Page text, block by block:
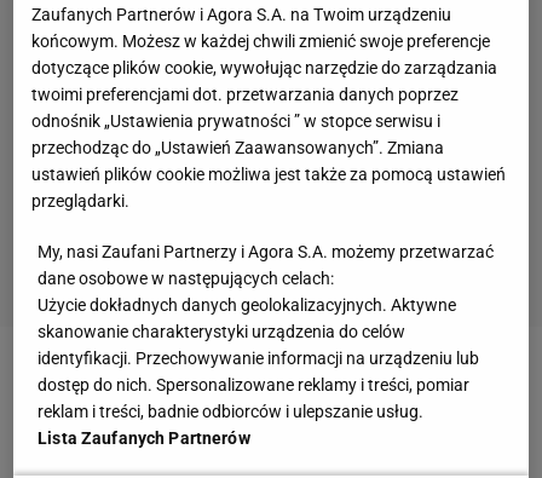
Zobacz wideoJulia Szeremeta komentuje wyniki
plebiscytu na najlepszego sportowca Polski
Zaufanych Partnerów i Agora S.A. na Twoim urządzeniu
końcowym. Możesz w każdej chwili zmienić swoje preferencje
dotyczące plików cookie, wywołując narzędzie do zarządzania
twoimi preferencjami dot. przetwarzania danych poprzez
odnośnik „Ustawienia prywatności ” w stopce serwisu i
przechodząc do „Ustawień Zaawansowanych”. Zmiana
ustawień plików cookie możliwa jest także za pomocą ustawień
przeglądarki.
My, nasi Zaufani Partnerzy i Agora S.A. możemy przetwarzać
dane osobowe w następujących celach:
Użycie dokładnych danych geolokalizacyjnych. Aktywne
skanowanie charakterystyki urządzenia do celów
identyfikacji. Przechowywanie informacji na urządzeniu lub
dostęp do nich. Spersonalizowane reklamy i treści, pomiar
reklam i treści, badnie odbiorców i ulepszanie usług.
Lista Zaufanych Partnerów